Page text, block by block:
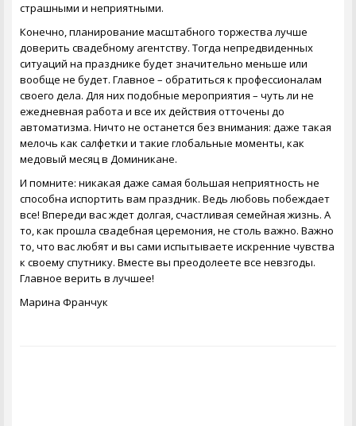
страшными и неприятными.
Конечно, планирование масштабного торжества лучше
доверить свадебному агентству. Тогда непредвиденных
ситуаций на празднике будет значительно меньше или
вообще не будет. Главное – обратиться к профессионалам
своего дела. Для них подобные мероприятия – чуть ли не
ежедневная работа и все их действия отточены до
автоматизма. Ничто не останется без внимания: даже такая
мелочь как салфетки и такие глобальные моменты, как
медовый месяц в Доминикане.
И помните: никакая даже самая большая неприятность не
способна испортить вам праздник. Ведь любовь побеждает
все! Впереди вас ждет долгая, счастливая семейная жизнь. А
то, как прошла свадебная церемония, не столь важно. Важно
то, что вас любят и вы сами испытываете искренние чувства
к своему спутнику. Вместе вы преодолеете все невзгоды.
Главное верить в лучшее!
Марина Франчук